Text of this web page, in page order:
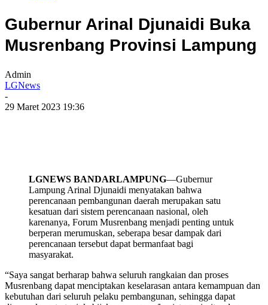
Gubernur Arinal Djunaidi Buka
Musrenbang Provinsi Lampung
Admin
LGNews
-
29 Maret 2023 19:36
LGNEWS BANDARLAMPUNG—Gubernur
Lampung Arinal Djunaidi menyatakan bahwa
perencanaan pembangunan daerah merupakan satu
kesatuan dari sistem perencanaan nasional, oleh
karenanya, Forum Musrenbang menjadi penting untuk
berperan merumuskan, seberapa besar dampak dari
perencanaan tersebut dapat bermanfaat bagi
masyarakat.
“Saya sangat berharap bahwa seluruh rangkaian dan proses
Musrenbang dapat menciptakan keselarasan antara kemampuan dan
kebutuhan dari seluruh pelaku pembangunan, sehingga dapat